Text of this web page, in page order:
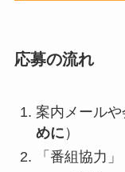
応募の流れ
案内メール
めに ）
「番組協力